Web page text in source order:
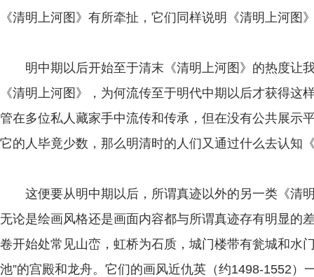
《清明上河图》有所牵扯，它们同样说明《清明上河图
明中期以后开始至于清末《清明上河图》的热度让
《清明上河图》，为何流传至于明代中期以后才获得这
管在多位私人藏家手中流传和传承，但在没有公共展示
它的人毕竟少数，那么明清时的人们又通过什么去认知
这便要从明中期以后，所谓真迹以外的另一类《清
无论是绘画风格还是画面内容都与所谓真迹存有明显的
卷开始处常见山峦，虹桥为石质，城门楼带有瓮城和水
池”的宫殿和龙舟。它们的画风近仇英（约1498-1552）